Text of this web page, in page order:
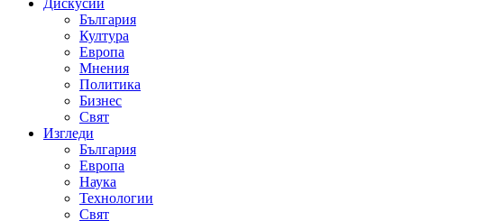
Дискусии
България
Култура
Европа
Мнения
Политика
Бизнес
Свят
Изгледи
България
Европа
Наука
Технологии
Свят